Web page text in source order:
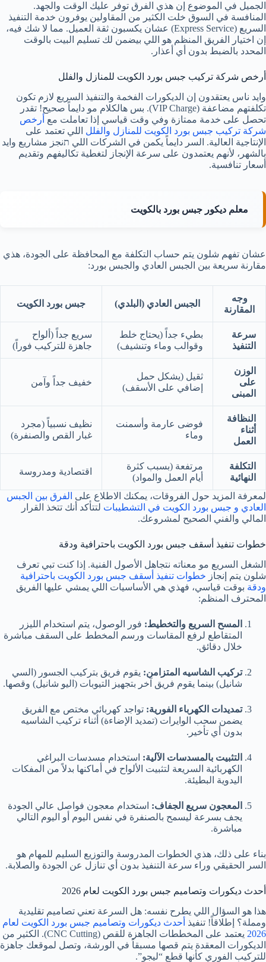
الجميل في الموضوع إن هذي الفرق توفر عليك الوقت والجهد.
المنافسة في السوق خلت الكثير من المقاولين يوفرون خدمة التنفيذ
السريع (Express Service) عشان يكسبون ثقة العميل. مما لا شك فيه،
إن اختيار الفريق المنظم هو اللي بيضمن لك تسليم البيت بالوقت
المحدد بالضبط بدون أي أعذار.
أرخص شركة تركيب جبس بورد الكويت للمنازل والفلل
وايد ناس يعتقدون إن الديكورات الفخمة والتنفيذ السريع لازم تكون
تكلفتهم مضاعفة (VIP Charge). بس هالكلام مو دايماً صحيح! تقدر
تحصل على خدمة ممتازة وفي وقت قياسي إذا تعاملت مع أرخص
شركة تركيب جبس بورد الكويت للمنازل والفلل اللي تعتمد على
الإنتاجية العالية. السر دايماً يكمن في الشركات اللي תنجز مشاريع وايد
بالشهر، لأنهم يعتمدون على سرعة الإنجاز لتغطية تكاليفهم وتقديم
أسعار تنافسية.
معلم ديكور جبس بورد بالكويت
عشان تفهم شلون يتم حساب التكلفة مع المحافظة على الجودة، هذي
مقارنة سريعة بين الجبس العادي والجبس بورد:
وجه
المقارنة
الجبس العادي (البلدي) جبس بورد الكويت
سرعة
التنفيذ
بطيء جداً (يحتاج خلط
وقوالب وماء وتنشيف)
سريع جداً (ألواح
جاهزة للتركيب فوراً)
الوزن
على
المبنى
ثقيل (يشكل حمل
إضافي على الأسقف)
خفيف جداً وآمن
النظافة
أثناء
العمل
فوضى عارمة وأسمنت
وماء
نظيف نسبياً (مجرد
غبار القص والصنفرة)
التكلفة
النهائية
مرتفعة (بسبب كثرة
أيام العمل والمواد)
اقتصادية ومدروسة
لمعرفة المزيد حول الفروقات، يمكنك الاطلاع على الفرق بين الجبس
العادي و جبس بورد الكويت في التشطيبات لتتأكد أنك تتخذ القرار
المالي والفني الصحيح لمشروعك.
خطوات تنفيذ أسقف جبس بورد الكويت باحترافية ودقة
الشغل السريع مو معناته نتجاهل الأصول الفنية. إذا كنت تبي تعرف
شلون يتم إنجاز خطوات تنفيذ أسقف جبس بورد الكويت باحترافية
ودقة بوقت قياسي، فهذي هي الأساسيات اللي يمشي عليها الفريق
المحترف المنظم:
المسح السريع والتخطيط: فور الوصول، يتم استخدام الليزر
المتقاطع لرفع المقاسات ورسم المخطط على السقف مباشرة
خلال دقائق.
تركيب الشاسيه المتزامن: يقوم فريق بتركيب الجسور (السي
شانيل) بينما يقوم فريق آخر بتجهيز التيوبات (اليو شانيل) وقصها.
تمديدات الكهرباء الفورية: تواجد كهربائي مختص مع الفريق
يضمن سحب الوايرات (تمديد الإضاءة) أثناء تركيب الشاسيه
بدون أي تأخير.
التثبيت بالمسدسات الآلية: استخدام مسدسات البراغي
الكهربائية السريعة لتثبيت الألواح في أماكنها بدلاً من المفكات
اليدوية البطيئة.
المعجون سريع الجفاف: استخدام معجون فواصل عالي الجودة
يجف بسرعة ليسمح بالصنفرة في نفس اليوم أو اليوم التالي
مباشرة.
بناء على ذلك، هذي الخطوات المدروسة والتوزيع السليم للمهام هو
السر الحقيقي وراء سرعة التنفيذ بدون أي تنازل عن الجودة والصلابة.
أحدث ديكورات وتصاميم جبس بورد الكويت لعام 2026
هذا هو السؤال اللي يطرح نفسه: هل السرعة تعني تصاميم تقليدية
ومملة؟ إطلاقاً! تنفيذ أحدث ديكورات وتصاميم جبس بورد الكويت لعام
2026
يعتمد على المخططات الجاهزة للقص (CNC Cutting). الكثير من
الديكورات المعقدة يتم قصها مسبقاً في الورشة، وتصل لموقعك جاهزة
للتركيب الفوري كأنها قطع “ليجو”.